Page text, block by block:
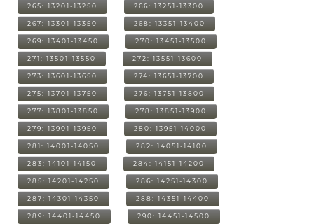
265: 13201-13250 266: 13251-13300
267: 13301-13350 268: 13351-13400
269: 13401-13450 270: 13451-13500
271: 13501-13550 272: 13551-13600
273: 13601-13650 274: 13651-13700
275: 13701-13750 276: 13751-13800
277: 13801-13850 278: 13851-13900
279: 13901-13950 280: 13951-14000
281: 14001-14050 282: 14051-14100
283: 14101-14150 284: 14151-14200
285: 14201-14250 286: 14251-14300
287: 14301-14350 288: 14351-14400
289: 14401-14450 290: 14451-14500